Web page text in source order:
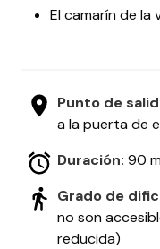
El camarín de la
Punto de
a la puerta de
Duración: 90
Grado de
no son
reducida)